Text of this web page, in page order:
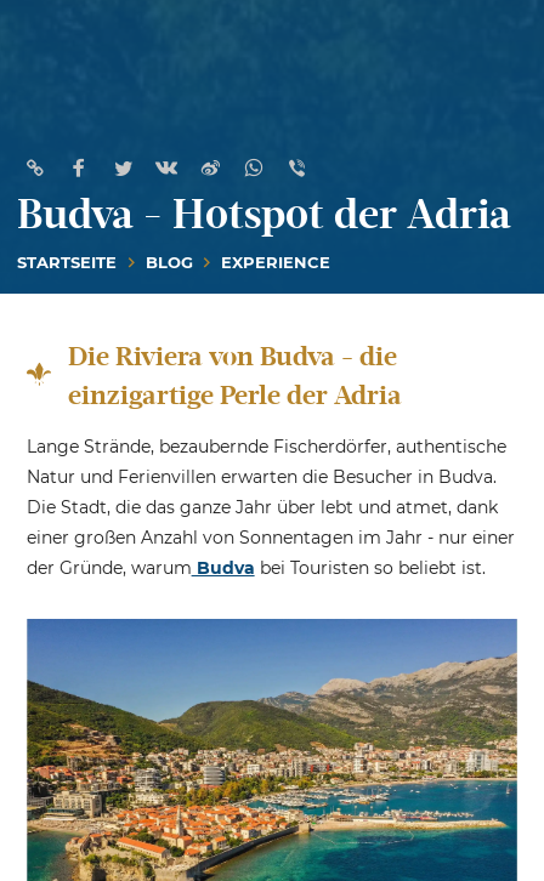
Budva - Hotspot der Adria
STARTSEITE BLOG EXPERIENCE
Die Riviera von Budva - die
einzigartige Perle der Adria
Lange Strände, bezaubernde Fischerdörfer, authentische
Natur und Ferienvillen erwarten die Besucher in Budva.
Die Stadt, die das ganze Jahr über lebt und atmet, dank
einer großen Anzahl von Sonnentagen im Jahr - nur einer
der Gründe, warum Budva bei Touristen so beliebt ist.